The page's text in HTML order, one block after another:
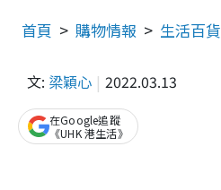
首頁 購物情報 生活百貨
文: 梁穎心 2022.03.13
在Google追蹤
《UHK 港生活》